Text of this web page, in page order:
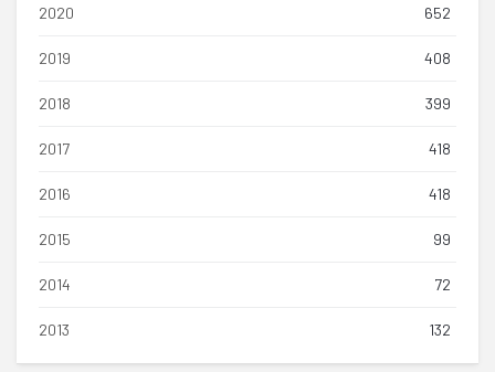
2020 652
2019 408
2018 399
2017 418
2016 418
2015 99
2014 72
2013 132